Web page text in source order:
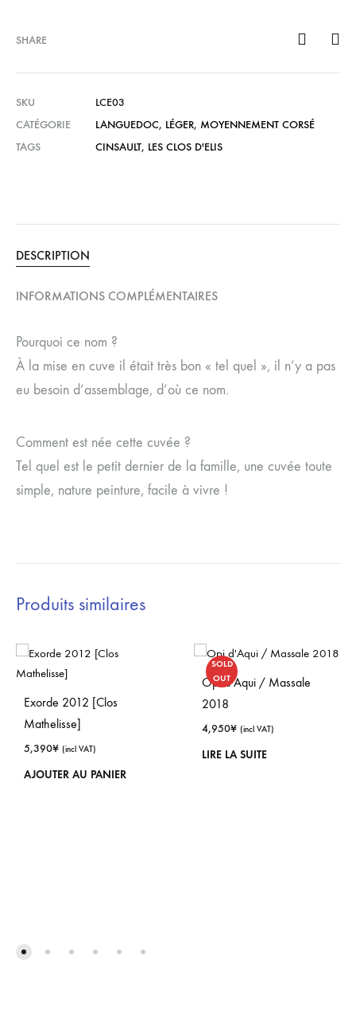
SHARE
SKU
LCE03
CATÉGORIE
LANGUEDOC, LÉGER, MOYENNEMENT CORSÉ
TAGS
CINSAULT, LES CLOS D'ELIS
DESCRIPTION
INFORMATIONS COMPLÉMENTAIRES
Pourquoi ce nom ?
À la mise en cuve il était très bon « tel quel », il n’y a pas
eu besoin d’assemblage, d’où ce nom.
Comment est née cette cuvée ?
Tel quel est le petit dernier de la famille, une cuvée toute
simple, nature peinture, facile à vivre !
Produits similaires
Exorde 2012 [Clos
Mathelisse]
5,390¥ (incl VAT)
AJOUTER AU PANIER
SOLD
OUT
Opi d’Aqui / Massale
2018
4,950¥ (incl VAT)
LIRE LA SUITE